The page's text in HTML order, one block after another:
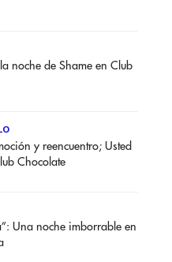
noche de Shame en Club
y reencuentro; Usted
Chocolate
Una noche imborrable en